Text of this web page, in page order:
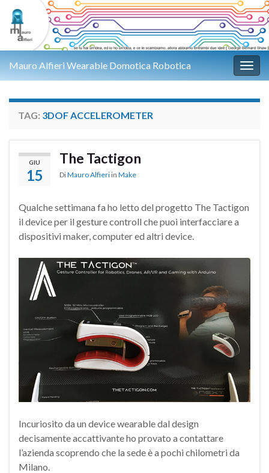
Mauro Alfieri Wearable Domotica Robotica
TAG: 3DOF ACCELEROMETER
GIU
15
The Tactigon
DiMauro Alfieri in Make
Qualche settimana fa ho letto del progetto The Tactigon
il device per il gesture controll che puoi interfacciare a
dispositivi maker, computer ed altri device.
Incuriosito da un device wearable dal design
decisamente accattivante ho provato a contattare
l’azienda scoprendo che la sede è a pochi chilometri da
Milano.